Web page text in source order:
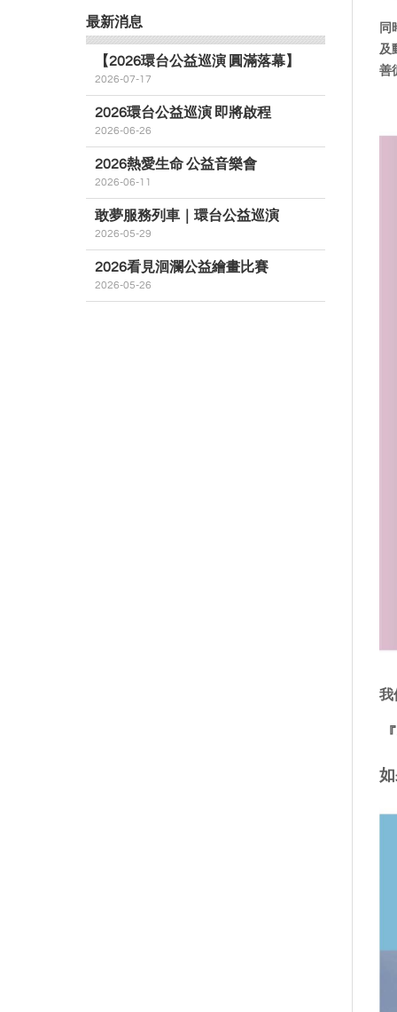
同
及
善
我
最新消息
【2026環台公益巡演 圓滿落幕】
2026-07-17
2026環台公益巡演 即將啟程
2026-06-26
2026熱愛生命 公益音樂會
2026-06-11
敢夢服務列車｜環台公益巡演
2026-05-29
2026看見洄瀾公益繪畫比賽
2026-05-26